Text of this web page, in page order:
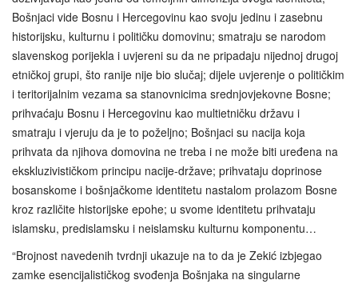
Bošnjaci vide Bosnu i Hercegovinu kao svoju jedinu i zasebnu
historijsku, kulturnu i političku domovinu; smatraju se narodom
slavenskog porijekla i uvjereni su da ne pripadaju nijednoj drugoj
etničkoj grupi, što ranije nije bio slučaj; dijele uvjerenje o političkim
i teritorijalnim vezama sa stanovnicima srednjovjekovne Bosne;
prihvaćaju Bosnu i Hercegovinu kao multietničku državu i
smatraju i vjeruju da je to poželjno; Bošnjaci su nacija koja
prihvata da njihova domovina ne treba i ne može biti uređena na
ekskluzivističkom principu nacije-države; prihvataju doprinose
bosanskome i bošnjačkome identitetu nastalom prolazom Bosne
kroz različite historijske epohe; u svome identitetu prihvataju
islamsku, predislamsku i neislamsku kulturnu komponentu…
“Brojnost navedenih tvrdnji ukazuje na to da je Zekić izbjegao
zamke esencijalističkog svođenja Bošnjaka na singularne